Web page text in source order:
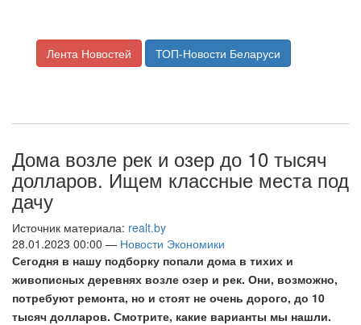
Лента Новостей ТОП-Новости Беларуси
Дома возле рек и озер до 10 тысяч
долларов. Ищем классные места под
дачу
Источник материала: realt.by
28.01.2023 00:00 — Новости Экономики
Сегодня в нашу подборку попали дома в тихих и
живописных деревнях возле озер и рек. Они, возможно,
потребуют ремонта, но и стоят не очень дорого, до 10
тысяч долларов. Смотрите, какие варианты мы нашли.